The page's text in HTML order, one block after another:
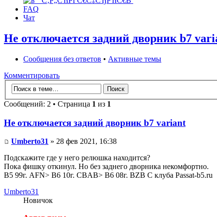
FAQ
Чат
Не отключается задний дворник b7
Сообщения без ответов • Активные темы
Комментировать
Сообщений: 2 • Страница 1 из 1
Не отключается задний дворник b7 variant
Umberto31 » 28 фев 2021, 16:38
Подскажите где у него релюшка находится?
Пока фишку откинул. Но без заднего дворника некомфортно.
B5 99г. AFN> B6 10г. CBAB> B6 08г. BZB С клуба Passat-b5.ru
Umberto31
Новичок